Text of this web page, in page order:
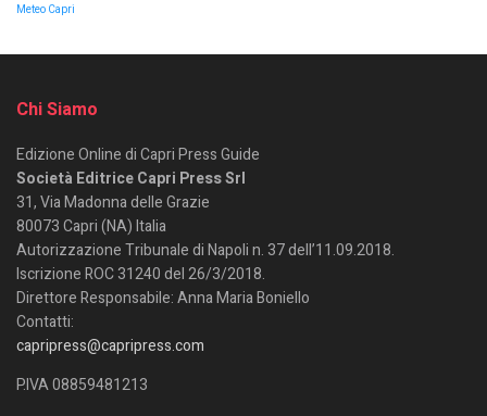
Meteo Capri
Chi Siamo
Edizione Online di Capri Press Guide
Società Editrice Capri Press Srl
31, Via Madonna delle Grazie
80073 Capri (NA) Italia
Autorizzazione Tribunale di Napoli n. 37 dell’11.09.2018.
Iscrizione ROC 31240 del 26/3/2018.
Direttore Responsabile: Anna Maria Boniello
Contatti:
capripress@capripress.com
P.IVA 08859481213